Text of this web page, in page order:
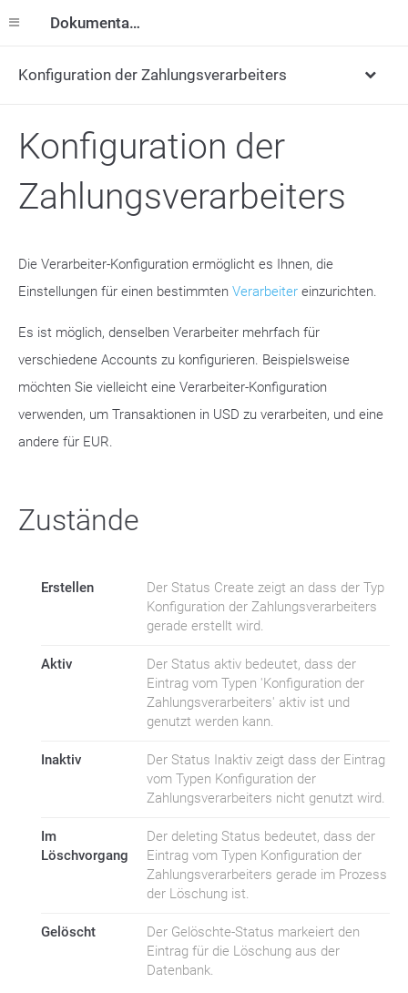
Dokumentation
Konfiguration der Zahlungsverarbeiters
Konfiguration der
Zahlungsverarbeiters
Die Verarbeiter-Konfiguration ermöglicht es Ihnen, die
Einstellungen für einen bestimmten Verarbeiter einzurichten.
Es ist möglich, denselben Verarbeiter mehrfach für
verschiedene Accounts zu konfigurieren. Beispielsweise
möchten Sie vielleicht eine Verarbeiter-Konfiguration
verwenden, um Transaktionen in USD zu verarbeiten, und eine
andere für EUR.
Zustände
Erstellen
Der Status Create zeigt an dass der Typ
Konfiguration der Zahlungsverarbeiters
gerade erstellt wird.
Aktiv
Der Status aktiv bedeutet, dass der
Eintrag vom Typen 'Konfiguration der
Zahlungsverarbeiters' aktiv ist und
genutzt werden kann.
Inaktiv
Der Status Inaktiv zeigt dass der Eintrag
vom Typen Konfiguration der
Zahlungsverarbeiters nicht genutzt wird.
Im
Löschvorgang
Der deleting Status bedeutet, dass der
Eintrag vom Typen Konfiguration der
Zahlungsverarbeiters gerade im Prozess
der Löschung ist.
Gelöscht
Der Gelöschte-Status markeiert den
Eintrag für die Löschung aus der
Datenbank.